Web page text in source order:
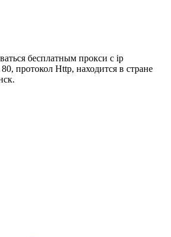
бесплатным прокси с ip
протокол Http, находится в стране